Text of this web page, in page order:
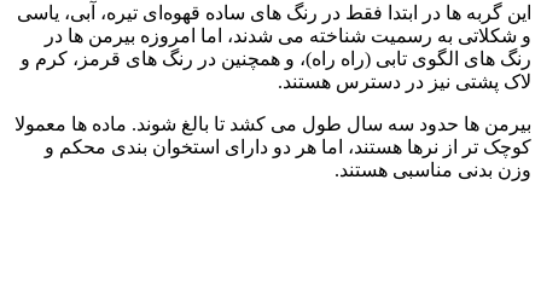
این گربه‌ ها در ابتدا فقط در رنگ‌ های ساده قهوه‌ای تیره، آبی، یاسی
و شکلاتی به رسمیت شناخته می‌ شدند، اما امروزه بیرمن‌ ها در
رنگ‌ های الگوی تابی (راه راه)، و همچنین در رنگ‌ های قرمز، کرم و
لاک پشتی نیز در دسترس هستند.
بیرمن‌ ها حدود سه سال طول می‌ کشد تا بالغ شوند. ماده‌ ها معمولا
کوچک‌ تر از نرها هستند، اما هر دو دارای استخوان‌ بندی محکم و
وزن بدنی مناسبی هستند.